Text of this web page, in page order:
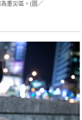
重災區。(圖／